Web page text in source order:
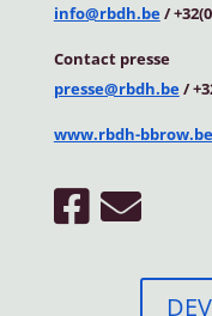
info@rbdh.be/
Contact presse
presse@rbdh.be/
www.rbdh-bbrow.be